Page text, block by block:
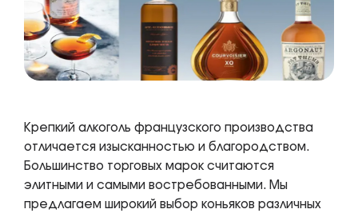
Крепкий алкоголь французского производства
отличается изысканностью и благородством.
Большинство торговых марок считаются
элитными и самыми востребованными. Мы
предлагаем широкий выбор коньяков различных